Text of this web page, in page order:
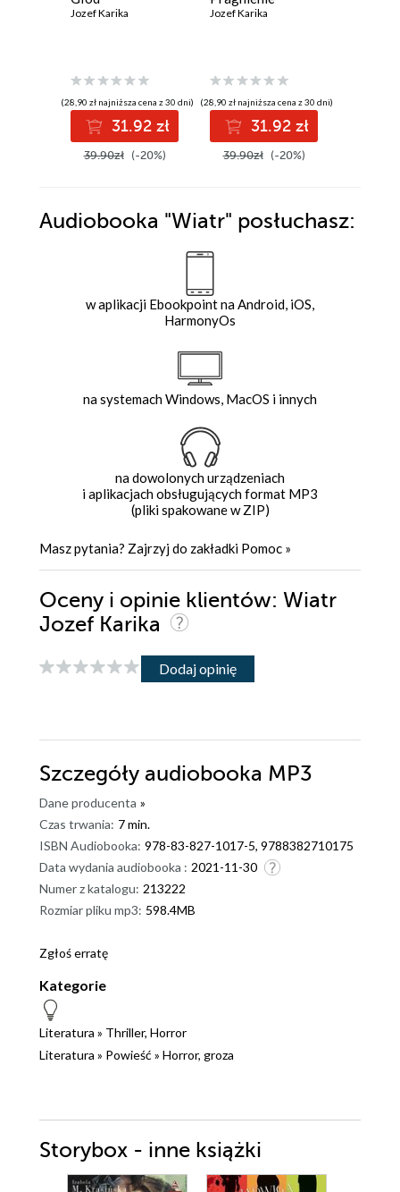
Jozef Karika
(28,90 zł najniższa cena z 30 dni)
31.92 zł
39.90zł (-20%)
Jozef Karika
(28,90 zł najniższa cena z 30 dni)
31.92 zł
39.90zł (-20%)
Audiobooka "Wiatr" posłuchasz:
w aplikacji Ebookpoint na Android, iOS,
HarmonyOs
na systemach Windows, MacOS i innych
na dowolonych urządzeniach
i aplikacjach obsługujących format MP3
(pliki spakowane w ZIP)
Masz pytania? Zajrzyj do zakładki Pomoc »
Oceny i opinie klientów: Wiatr
Jozef Karika
Dodaj opinię
Szczegóły audiobooka MP3
Dane producenta »
Czas trwania: 7 min.
ISBN Audiobooka: 978-83-827-1017-5, 9788382710175
Data wydania audiobooka : 2021-11-30
Numer z katalogu: 213222
Rozmiar pliku mp3: 598.4MB
Zgłoś erratę
Kategorie
Literatura » Thriller, Horror
Literatura » Powieść » Horror, groza
Storybox - inne książki